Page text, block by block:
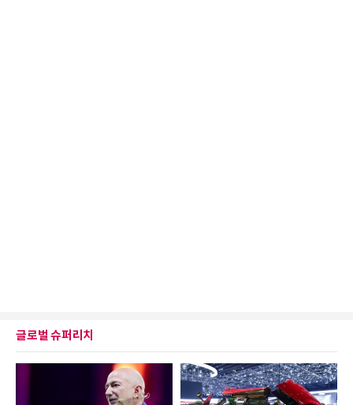
글로벌 슈퍼리치